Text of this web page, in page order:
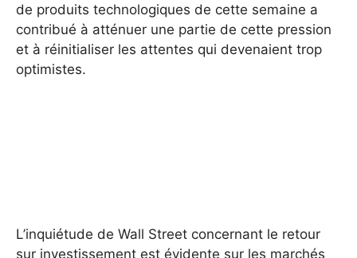
de produits technologiques de cette semaine a
contribué à atténuer une partie de cette pression
et à réinitialiser les attentes qui devenaient trop
optimistes.
L’inquiétude de Wall Street concernant le retour
sur investissement est évidente sur les marchés